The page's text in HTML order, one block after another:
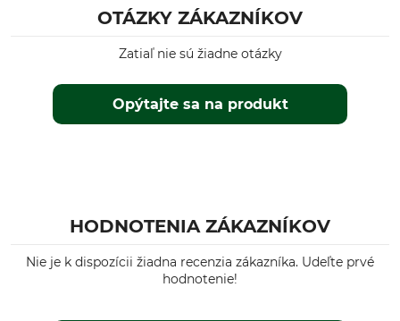
OTÁZKY ZÁKAZNÍKOV
Opýtajte sa na produkt
Zatiaľ nie sú žiadne otázky
HODNOTENIA ZÁKAZNÍKOV
Nie je k dispozícii žiadna recenzia zákazníka. Udeľte prvé
hodnotenie!